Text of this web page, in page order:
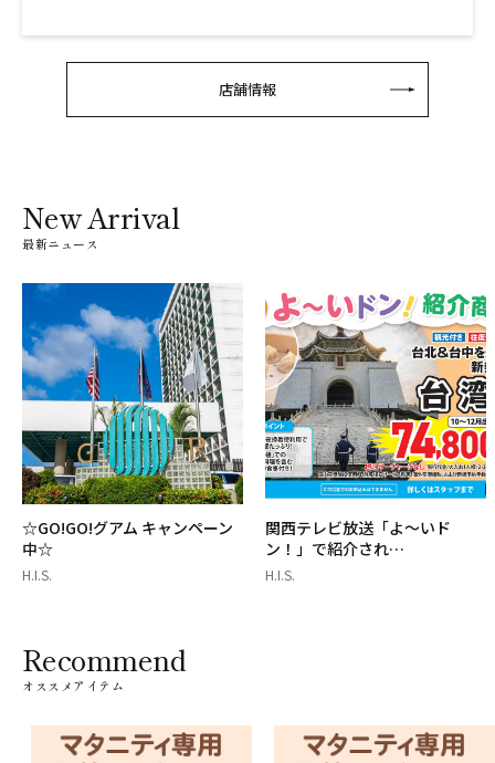
店舗情報
New Arrival
最新ニュース
☆GO!GO!グアム キャンペーン
中☆
H.I.S.
関西テレビ放送「よ～いド
ン！」で紹介され…
H.I.S.
Recommend
オススメアイテム